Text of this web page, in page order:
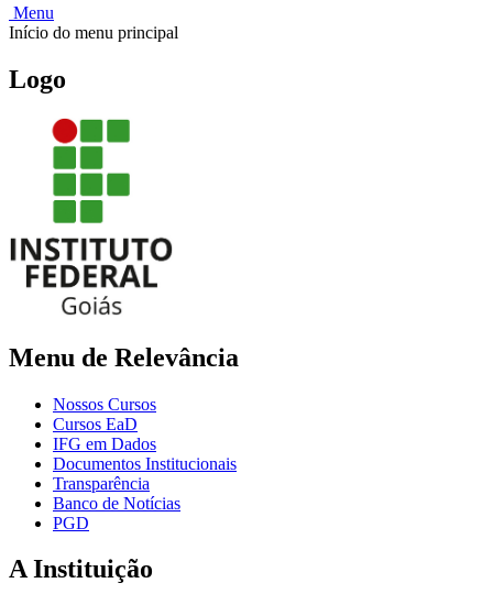
Menu
Início do menu principal
Logo
Menu de Relevância
Nossos Cursos
Cursos EaD
IFG em Dados
Documentos Institucionais
Transparência
Banco de Notícias
PGD
A Instituição